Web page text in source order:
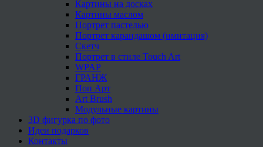
Картины на досках
Картины маслом
Портрет пастелью
Портрет карандашом (имитация)
Скетч
Портрет в стиле Touch Art
WPAP
ГРАНЖ
Поп Арт
Art Brush
Модульные картины
3D фигурка по фото
Идеи подарков
Контакты